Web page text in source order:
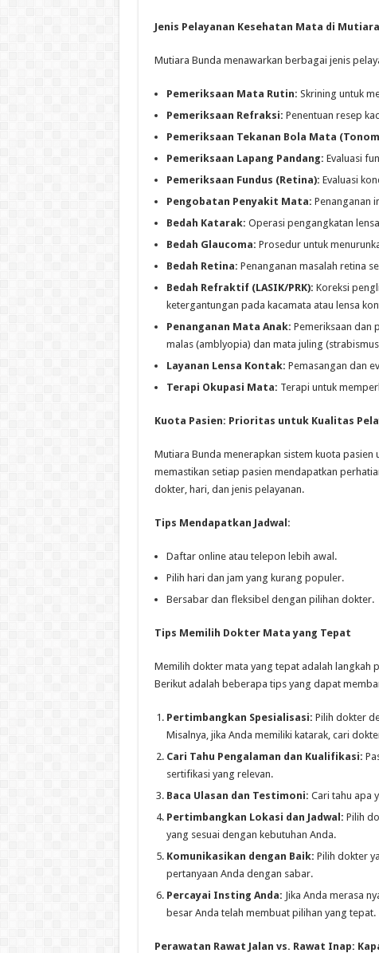
Jenis Pelayanan Kesehatan Mata di
Mutiara Bunda menawarkan berbagai jenis
Pemeriksaan Mata Rutin: Skrining untuk
Pemeriksaan Refraksi: Penentuan resep
Pemeriksaan Tekanan Bola Mata
Pemeriksaan Lapang Pandang: Evaluasi
Pemeriksaan Fundus (Retina): Evaluasi
Pengobatan Penyakit Mata: Penanganan
Bedah Katarak: Operasi pengangkatan
Bedah Glaucoma: Prosedur untuk
Bedah Retina: Penanganan masalah retina
Bedah Refraktif (LASIK/PRK): Koreksi
ketergantungan pada kacamata atau lensa
Penanganan Mata Anak: Pemeriksaan dan
malas (amblyopia) dan mata juling
Layanan Lensa Kontak: Pemasangan dan
Terapi Okupasi Mata: Terapi untuk
Kuota Pasien: Prioritas untuk Kualitas
Mutiara Bunda menerapkan sistem kuota
memastikan setiap pasien mendapatkan
dokter, hari, dan jenis pelayanan.
Tips Mendapatkan Jadwal:
Daftar online atau telepon lebih awal.
Pilih hari dan jam yang kurang populer.
Bersabar dan fleksibel dengan pilihan dokter.
Tips Memilih Dokter Mata yang Tepat
Memilih dokter mata yang tepat adalah langkah
Berikut adalah beberapa tips yang dapat
Pertimbangkan Spesialisasi: Pilih dokter
Misalnya, jika Anda memiliki katarak, cari
Cari Tahu Pengalaman dan Kualifikasi:
sertifikasi yang relevan.
Baca Ulasan dan Testimoni: Cari tahu apa
Pertimbangkan Lokasi dan Jadwal: Pilih
yang sesuai dengan kebutuhan Anda.
Komunikasikan dengan Baik: Pilih dokter
pertanyaan Anda dengan sabar.
Percayai Insting Anda: Jika Anda merasa
besar Anda telah membuat pilihan yang tepat.
Perawatan Rawat Jalan vs. Rawat Inap: